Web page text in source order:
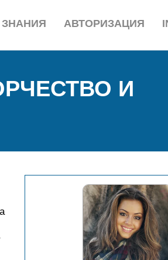
АВТОРИЗАЦИЯ
И